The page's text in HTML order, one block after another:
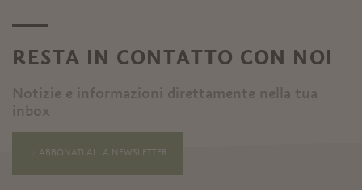
RESTA IN CONTATTO CON NOI
Notizie e informazioni direttamente nella tua
inbox
ABBONATI ALLA NEWSLETTER